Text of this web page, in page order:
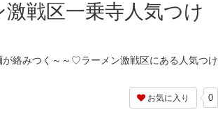
激戦区一乗寺人気つけ
絡みつく～～♡ラーメン激戦区にある人気つけ
お気に入り 0